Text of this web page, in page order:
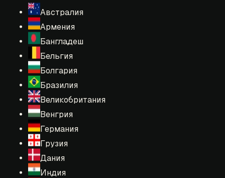
Австралия
Армения
Бангладеш
Бельгия
Болгария
Бразилия
Великобритания
Венгрия
Германия
Грузия
Дания
Индия